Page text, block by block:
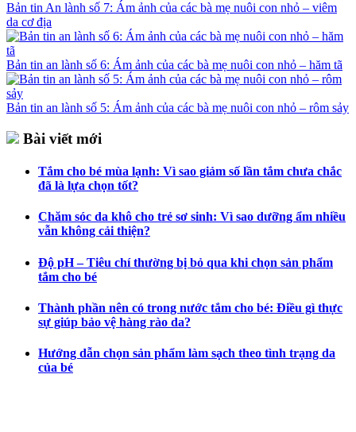
Bản tin An lành số 7: Ám ảnh của các bà mẹ nuôi con nhỏ – viêm
da cơ địa
Bản tin an lành số 6: Ám ảnh của các bà mẹ nuôi con nhỏ – hăm tã
Bản tin an lành số 5: Ám ảnh của các bà mẹ nuôi con nhỏ – rôm sảy
Bài viết mới
Tắm cho bé mùa lạnh: Vì sao giảm số lần tắm chưa chắc
đã là lựa chọn tốt?
Chăm sóc da khô cho trẻ sơ sinh: Vì sao dưỡng ẩm nhiều
vẫn không cải thiện?
Độ pH – Tiêu chí thường bị bỏ qua khi chọn sản phẩm
tắm cho bé
Thành phần nên có trong nước tắm cho bé: Điều gì thực
sự giúp bảo vệ hàng rào da?
Hướng dẫn chọn sản phẩm làm sạch theo tình trạng da
của bé